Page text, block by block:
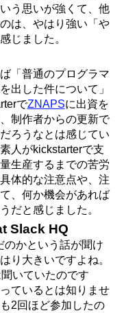
う思いが強くて、他
は、やはり強い「や
じました。
「普通のプログラマ
出した件について」
でZNAPSに出資を
制作者からの更新で
ろうなとは感じてい
人がkickstarterで支
生産するまでの苦労
体的な注意点や、注
、何か機会があれば
だと感じました。
Slack HQ
かという話が聞け
り大きいですよね。
いていたのです
ているとは知りませ
2回ほど参加したの